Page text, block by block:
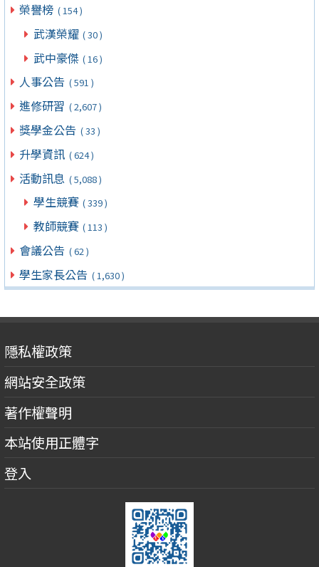
榮譽榜 ( 154 )
武漢榮耀 ( 30 )
武中豪傑 ( 16 )
人事公告 ( 591 )
進修研習 ( 2,607 )
獎學金公告 ( 33 )
升學資訊 ( 624 )
活動訊息 ( 5,088 )
學生競賽 ( 339 )
教師競賽 ( 113 )
會議公告 ( 62 )
學生家長公告 ( 1,630 )
隱私權政策
網站安全政策
著作權聲明
本站使用正體字
登入